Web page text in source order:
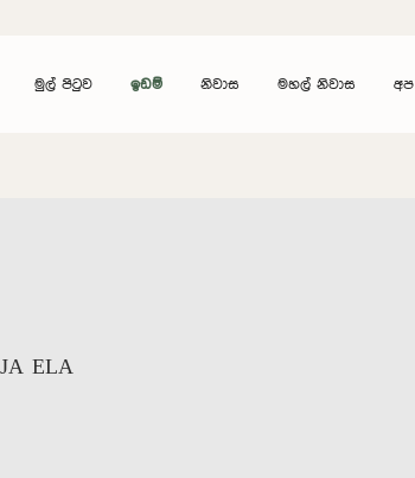
මුල් පිටුව ඉඩම් නිවාස මහල් නිවාස